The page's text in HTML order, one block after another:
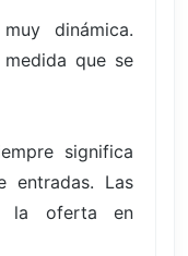
dinámica.
que se
significa
entradas. Las
la oferta en